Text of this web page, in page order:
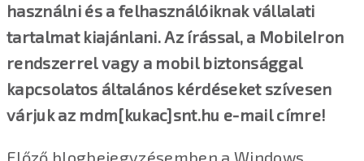
használni és a felhasználóiknak vállalati
tartalmat kiajánlani. Az írással, a MobileIron
rendszerrel vagy a mobil biztonsággal
kapcsolatos általános kérdéseket szívesen
várjuk az mdm[kukac]snt.hu e-mail címre!